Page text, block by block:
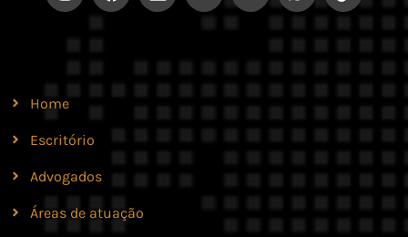
Home
Escritório
Advogados
Áreas de atuação